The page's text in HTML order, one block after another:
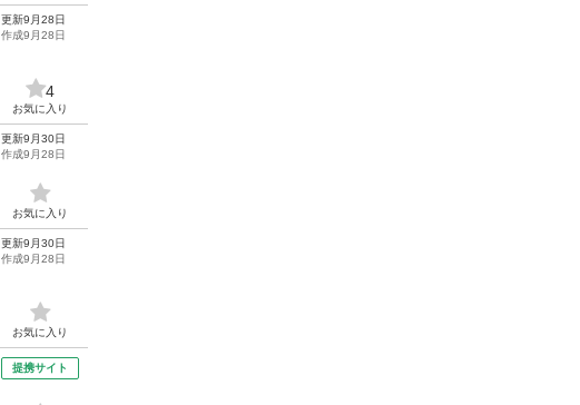
更新9月28日
作成9月28日
4
お気に入り
更新9月30日
作成9月28日
お気に入り
更新9月30日
作成9月28日
お気に入り
提携サイト